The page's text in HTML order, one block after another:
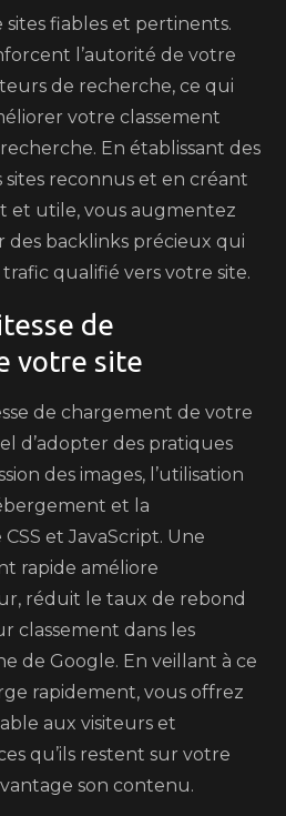
fiables et pertinents.
l’autorité de votre
de recherche, ce qui
votre classement
En établissant des
sites reconnus et en créant
et utile, vous augmentez
des backlinks précieux qui
qualifié vers votre site.
de
votre site
de chargement de votre
d’adopter des pratiques
des images, l’utilisation
et la
et JavaScript. Une
rapide améliore
réduit le taux de rebond
classement dans les
de Google. En veillant à ce
rapidement, vous offrez
aux visiteurs et
qu’ils restent sur votre
son contenu.